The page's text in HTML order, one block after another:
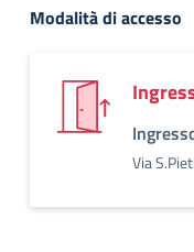
Modalità di accesso
Via